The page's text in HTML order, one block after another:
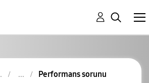
Performans sorunu